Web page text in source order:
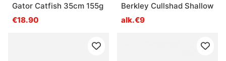
Gator Catfish 35cm 155g
€18.90
Berkley Cullshad Shallow
alk.€9